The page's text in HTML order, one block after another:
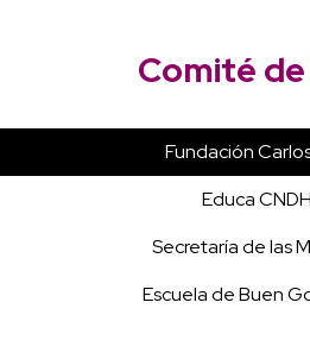
Comité
Fundación
Educa CNDH
Secretaría de las
Escuela de Buen